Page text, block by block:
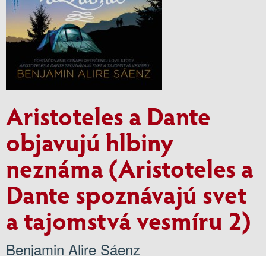
Aristoteles a Dante
objavujú hlbiny
neznáma (Aristoteles a
Dante spoznávajú svet
a tajomstvá vesmíru 2)
Benjamin Alire Sáenz